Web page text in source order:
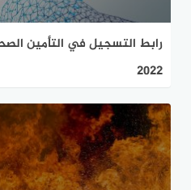
رابط التسجيل في التأمين
2022